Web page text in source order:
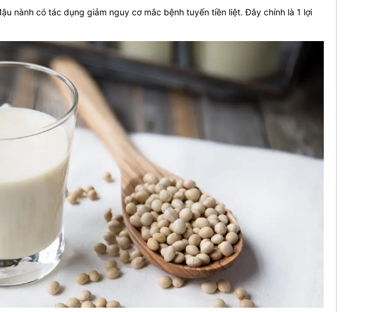
nành có tác dụng giảm nguy cơ mắc bệnh tuyến tiền liệt. Đây chính là 1 lợi